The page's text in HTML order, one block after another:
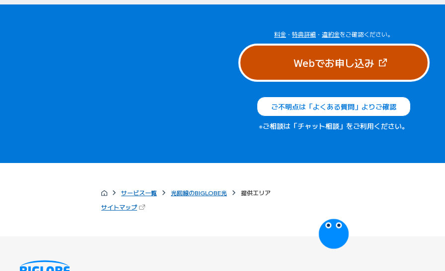
料金 ・ 特典詳細 ・ 違約金をご確認ください。
Webでお申し込み（新しいタブで
ご不明点は「よくある質問」よりご確認
※ご相談は「チャット相談」をご利用ください。
サービス一覧 光回線のBIGLOBE光
提供エリア
サイトマップ（新しいタブで開きます）
びっぷるのページ